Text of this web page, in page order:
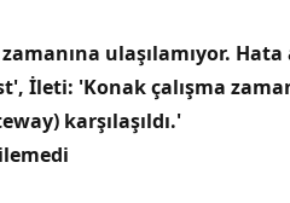
ulaşılamıyor. Hata
İleti: 'Konak çalışma
karşılaşıldı.'